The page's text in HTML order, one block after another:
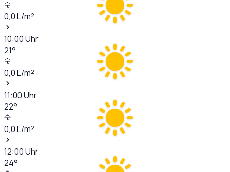
0,0L/m²
10:00Uhr
21°
0,0L/m²
11:00Uhr
22°
0,0L/m²
12:00Uhr
24°